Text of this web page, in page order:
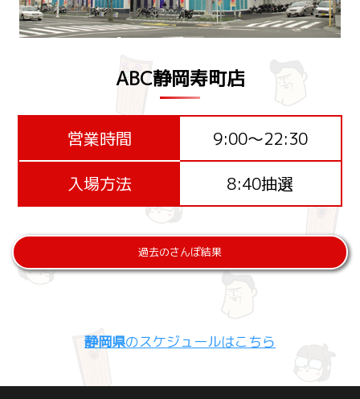
ABC静岡寿町店
営業時間
9:00～22:30
入場方法
8:40抽選
過去のさんぽ結果
静岡県のスケジュールはこちら